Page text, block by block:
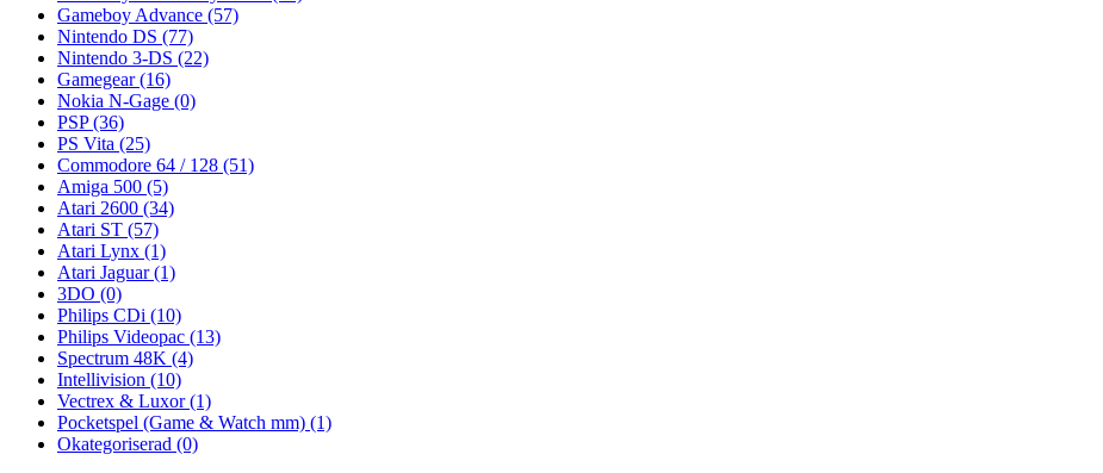
Gameboy Advance (57)
Nintendo DS (77)
Nintendo 3-DS (22)
Gamegear(16)
Nokia N-Gage (0)
PSP(36)
PS Vita (25)
Commodore 64 / 128 (51)
Amiga 500 (5)
Atari 2600 (34)
Atari ST (57)
Atari Lynx (1)
Atari Jaguar(1)
3DO (0)
Philips CDi (10)
Philips Videopac (13)
Spectrum 48K (4)
Intellivision (10)
Vectrex & Luxor(1)
Pocketspel (Game & Watch mm) (1)
Okategoriserad (0)